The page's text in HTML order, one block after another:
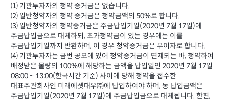
⑴ 기관투자자의 청약 증거금은 없습니다.
⑵ 일반청약자의 청약 증거금은 청약금액의 50%로 합니다.
⑶ 일반청약자의 청약증거금은 주금납입기일(2020년 7월 17일)에
주금납입금으로 대체하되, 초과청약금이 있는 경우에는 이를
주금납입기일까지 반환하며, 이 경우 청약증거금은 무이자로 합니다.
⑷ 기관투자자는 금번 공모에 있어 청약증거금이 면제되는 바, 청약하여
배정받은 물량의 100%에 해당하는 금액을 납입일인 2020년 7월 17일
08:00 ~ 13:00(한국시간 기준) 사이에 당해 청약을 접수한
대표주관회사인 미래에셋대우㈜에 납입하여야 하며, 동 납입금액은
주금납입기일(2020년 7월 17일)에 주금납입금으로 대체됩니다. 한편,